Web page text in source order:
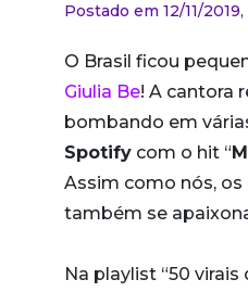
Postado em 12/11/2019,
O Brasil ficou
Giulia Be! A cantora
bombando em
Spotify com o hit “
Assim como nós,
também se
Na playlist “50 virais